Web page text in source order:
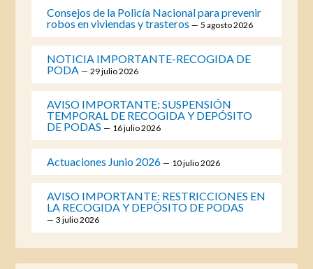
Consejos de la Policía Nacional para prevenir
robos en viviendas y trasteros
5 agosto 2026
NOTICIA IMPORTANTE-RECOGIDA DE
PODA
29 julio 2026
AVISO IMPORTANTE: SUSPENSIÓN
TEMPORAL DE RECOGIDA Y DEPÓSITO
DE PODAS
16 julio 2026
Actuaciones Junio 2026 10 julio 2026
AVISO IMPORTANTE: RESTRICCIONES EN
LA RECOGIDA Y DEPÓSITO DE PODAS
3 julio 2026